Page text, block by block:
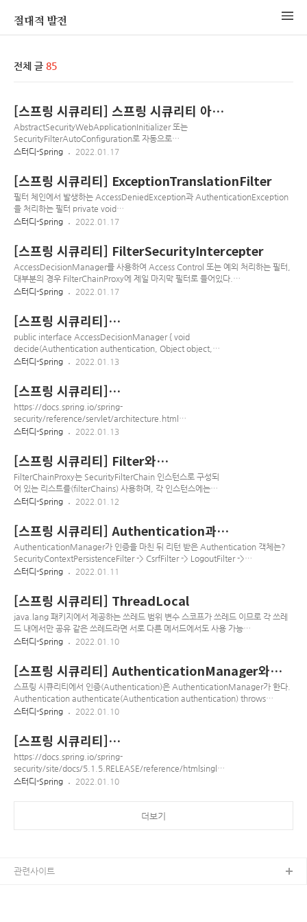
절대적 발전
전체 글 85
[스프링 시큐리티] 스프링 시큐리티 아키
텍처 정리
AbstractSecurityWebApplicationInitializer 또는
SecurityFilterAutoConfiguration로 자동으로
DeligatingFilterProxy를 등록 요청을 FilterChainProxy로 위
The WebSecurity is created by
WebSecurityConfiguration to create the FilterChainProxy
known as the Spring Security Filter Chain
(springSecurityFilterChain). The
springSecurityFilterChain is the Filter that the Delegatin..
스터디-Spring 2022.01.17
[스프링 시큐리티] ExceptionTranslationFilter
필터 체인에서 발생하는 AccessDeniedException과 AuthenticationException
을 처리하는 필터 private void
handleAccessDeniedException(HttpServletRequest request,
exception) throws ServletException, IOException { Authentication
authentication = SecurityContextHolder.getContext().getAuthentication();
boolean isAnonymous = this.authenticationTrustResol..
스터디-Spring 2022.01.17
[스프링 시큐리티] FilterSecurityIntercepter
AccessDecisionManager를 사용하여 Access Control 또는 예외 처리하는 필터,
대부분의 경우 FilterChainProxy에 제일 마지막 필터로 들어있다.
Authorization(인가)를 시도한다 이때 accessDecisionManage.decide메서드를
ExceptionTranslationFilter에서 예외를 처리한다. private void
attemptAuthorization(Object object, Collection attributes, Authentication
authenticated) { try { this.accessDecisionManager.decide(authenticated..
스터디-Spring 2022.01.17
[스프링 시큐리티]
AccessDecisionManager
public interface AccessDecisionManager { void
decide(Authentication authentication, Object object,
Collection configAttributes) throws
InsufficientAuthenticationException; boolean
supports(ConfigAttribute attribute); boolean
supports(Class clazz); } Authorization(인가)를 위한,
Access Control 결정을 내리는 인터페이스, 구현체 3가지를 기
본으로 제공한다. AffirmativeBased: 여러 Voter중에 한명이
스터디-Spring 2022.01.13
[스프링 시큐리티]
DelegatingFilterProxy와
FilterChainProxy
https://docs.spring.io/spring-
security/reference/servlet/architecture.html
Architecture :: Spring Security Spring Security’s Servlet
at the role of Filters generally first. The picture below
shows the typical layering of the handlers for a single
HTTP request. The client sends a request to the appl
docs.spring.io 서블릿에는 Filter가 존재함, 특정..
스터디-Spring 2022.01.13
[스프링 시큐리티] Filter와
FilterChainProxy
FilterChainProxy는 SecurityFilterChain 인스턴스로 구성되
어 있는 리스트를(filterChains) 사용하며, 각 인스턴스에는
RequestMatcher와 일치하는 요청에 적용해야하는 필터 목록
WebAsyncManagerIntergrationFilter
SecurityContextPersistenceFilter HeaderWriterFilter
CsrfFilter LogoutFilter
UsernamePasswordAuthenticationFilter(formlogin)
DefaultLoginPageGeneratingFilter(formlogin)
스터디-Spring 2022.01.12
[스프링 시큐리티] Authentication과
SecurityContextHolder
AuthenticationManager가 인증을 마친 뒤 리턴 받은 Authentication 객체는?
SecurityContextPersistenceFilter -> CsrfFilter -> LogoutFilter ->
AbstractAuthenticationProcessingFilter->
SecurityContext를 HTTP session에서 캐시(기본 전략)하여 여러 요청에서
Authentication을 공유하는 필터 SecurityContextRepository를 교체하여 세션을
HTTP session이 아닌 다른 곳에 저장하는 것도 가능 UsernamePasswordA..
스터디-Spring 2022.01.11
[스프링 시큐리티] ThreadLocal
java.lang 패키지에서 제공하는 쓰레드 범위 변수 스코프가 쓰레드 이므로 각 쓰레
드 내에서만 공유 같은 쓰레드라면 서로 다른 메서드에서도 사용 가능
SecurityContextHolder의 기본 전략 public class AccountContext { private
ThreadLocal(); public static void setAccount(Account account) {
ACCOUNT_THREAD_LOCAL.set(account); } public static Account
getAccount() { return ACCOUNT_THREAD_LOCAL.get(); } }
스터디-Spring 2022.01.10
[스프링 시큐리티] AuthenticationManager와
Authentication
스프링 시큐리티에서 인증(Authentication)은 AuthenticationManager가 한다.
Authentication authenticate(Authentication authentication) throws
AuthenticationException; 파라미터인 Authentication이 유저가 입력한 id, pw
증정보가 유효하다면 Principal를 담고있는 Authentication 객체를 리턴한다 계정
이 비활성화 되어있다면 - DisabledException 계정이 잠겨있다면 -
LockedException 인증정보가 잘못되었다면 - BadCredentialsException 기본
적..
스터디-Spring 2022.01.10
[스프링 시큐리티]
SecurityContextHolder와
Authentication
https://docs.spring.io/spring-
security/site/docs/5.1.5.RELEASE/reference/htmlsingle/
#securitycontextholder-securitycontext-and-
required user attributes. This is because the permissions
스터디-Spring 2022.01.10
더보기
관련사이트